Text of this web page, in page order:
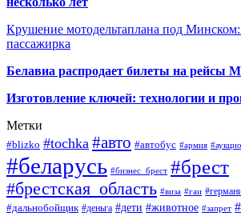
Крушение мотодельтаплана под
пассажирка
Белавиа распродает билеты на рейсы
Изготовление ключей: технологии и
Метки
#blizko #tochka #авто #автобус #армия
#беларусь #бизнес_брест #брест
#брестская_область #виза #гаи
#дальнобойщик #деньга #дети #животное #запрет